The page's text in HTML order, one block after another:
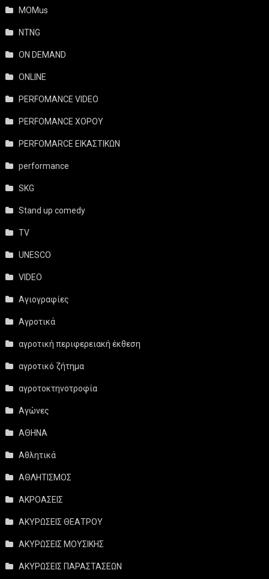
MOMus
NTNG
ON DEMAND
ONLINE
PERFOMANCE VIDEO
PERFOMANCE ΧΟΡΟΥ
PERFOMARCE ΕΙΚΑΣΤΙΚΩΝ
performance
SKG
Stand up comedy
TV
UNESCO
VIDEO
Αγιογραφίες
Αγροτικά
αγροτική περιφερειακή έκθεση
αγροτικό ζήτημα
αγροτοκτηνοτροφία
Αγώνες
ΑΘΗΝΑ
Αθλητικά
ΑΘΛΗΤΙΣΜΟΣ
ΑΚΡΟΑΣΕΙΣ
ΑΚΥΡΩΣΕΙΣ ΘΕΑΤΡΟΥ
ΑΚΥΡΩΣΕΙΣ ΜΟΥΣΙΚΗΣ
ΑΚΥΡΩΣΕΙΣ ΠΑΡΑΣΤΑΣΕΩΝ